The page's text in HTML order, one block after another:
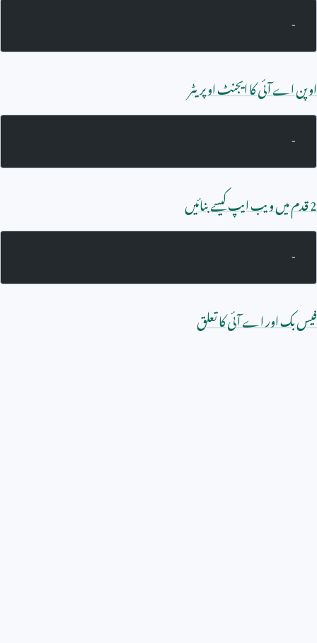
-
اوپن اے آئی کا ایجنٹ اوپریٹر
-
2قدم میں ویب ایپ کیسے بنائیں
-
فیس بک اور اے آئی کا تعلق